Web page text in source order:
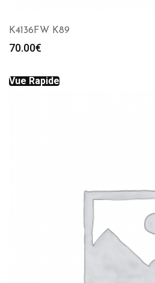
K4136FW K89
70.00€
Vue Rapide